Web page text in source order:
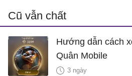
Cũ vẫn chất
Hướng dẫn cách
Quân Mobile
3 ngày